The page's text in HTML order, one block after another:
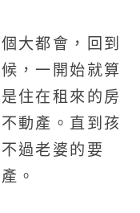
大都會，回到
，一開始就算
住在租來的房
動產。直到孩
過老婆的要
。